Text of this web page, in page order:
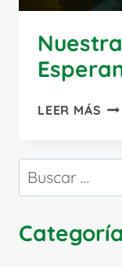
LEER MÁS
LA
Buscar: